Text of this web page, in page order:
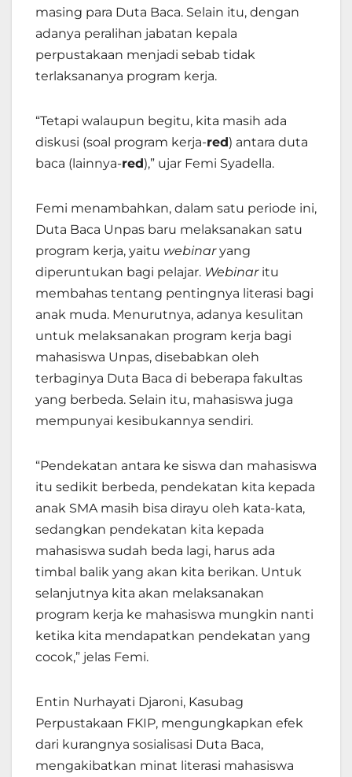
masing para Duta Baca. Selain itu, dengan
adanya peralihan jabatan kepala
perpustakaan menjadi sebab tidak
terlaksananya program kerja.
“Tetapi walaupun begitu, kita masih ada
diskusi (soal program kerja-red) antara duta
baca (lainnya-red),” ujar Femi Syadella.
Femi menambahkan, dalam satu periode ini,
Duta Baca Unpas baru melaksanakan satu
program kerja, yaitu webinaryang
diperuntukan bagi pelajar. Webinar itu
membahas tentang pentingnya literasi bagi
anak muda. Menurutnya, adanya kesulitan
untuk melaksanakan program kerja bagi
mahasiswa Unpas, disebabkan oleh
terbaginya Duta Baca di beberapa fakultas
yang berbeda. Selain itu, mahasiswa juga
mempunyai kesibukannya sendiri.
“Pendekatan antara ke siswa dan mahasiswa
itu sedikit berbeda, pendekatan kita kepada
anak SMA masih bisa dirayu oleh kata-kata,
sedangkan pendekatan kita kepada
mahasiswa sudah beda lagi, harus ada
timbal balik yang akan kita berikan. Untuk
selanjutnya kita akan melaksanakan
program kerja ke mahasiswa mungkin nanti
ketika kita mendapatkan pendekatan yang
cocok,” jelas Femi.
Entin Nurhayati Djaroni, Kasubag
Perpustakaan FKIP, mengungkapkan efek
dari kurangnya sosialisasi Duta Baca,
mengakibatkan minat literasi mahasiswa